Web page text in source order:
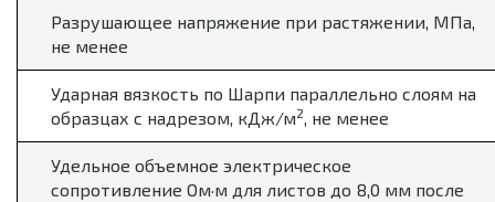
Разрушающее напряжение при растяжении, МПа,
не менее
Ударная вязкость по Шарпи параллельно слоям на
образцах с надрезом, кДж/м2, не менее
Удельное объемное электрическое
сопротивление Ом·м для листов до 8,0 мм после